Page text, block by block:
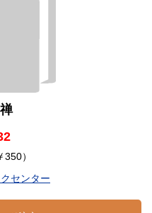
350）
センター